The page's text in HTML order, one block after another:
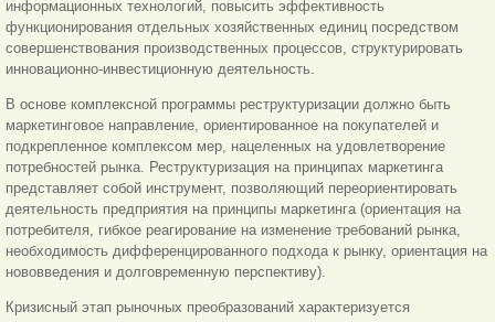
информационных технологий, повысить эффективность
функционирования отдельных хозяйственных единиц посредством
совершенствования производственных процессов, структурировать
инновационно-инвестиционную деятельность.
В основе комплексной программы реструктуризации должно быть
маркетинговое направление, ориентированное на покупателей и
подкрепленное комплексом мер, нацеленных на удовлетворение
потребностей рынка. Реструктуризация на принципах маркетинга
представляет собой инструмент, позволяющий переориентировать
деятельность предприятия на принципы маркетинга (ориентация на
потребителя, гибкое реагирование на изменение требований рынка,
необходимость дифференцированного подхода к рынку, ориентация на
нововведения и долговременную перспективу).
Кризисный этап рыночных преобразований характеризуется